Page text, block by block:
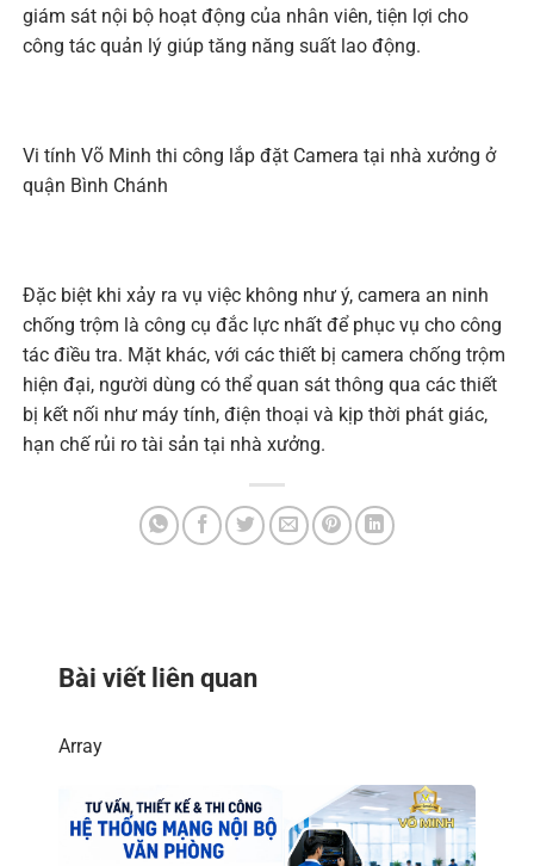
giám sát nội bộ hoạt động của nhân viên, tiện lợi cho
công tác quản lý giúp tăng năng suất lao động.
Vi tính Võ Minh thi công lắp đặt Camera tại nhà xưởng ở
quận Bình Chánh
Đặc biệt khi xảy ra vụ việc không như ý, camera an ninh
chống trộm là công cụ đắc lực nhất để phục vụ cho công
tác điều tra. Mặt khác, với các thiết bị camera chống trộm
hiện đại, người dùng có thể quan sát thông qua các thiết
bị kết nối như máy tính, điện thoại và kịp thời phát giác,
hạn chế rủi ro tài sản tại nhà xưởng.
Bài viết liên quan
Array